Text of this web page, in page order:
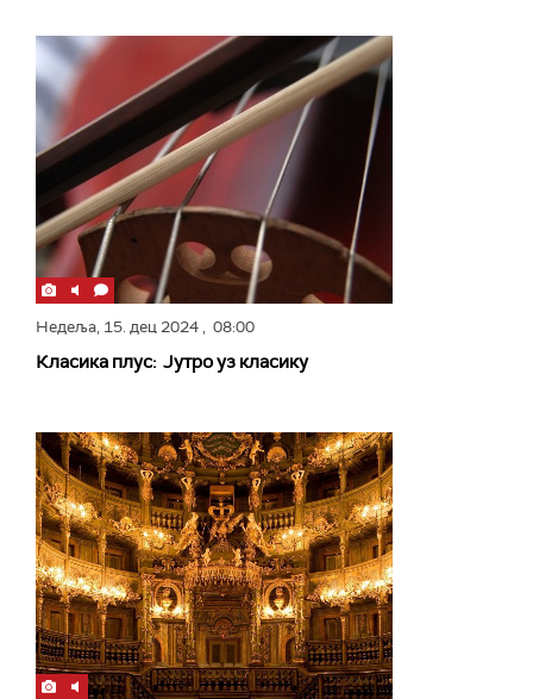
Недеља, 15. дец 2024, 08:00
Класика плус: Јутро уз класику